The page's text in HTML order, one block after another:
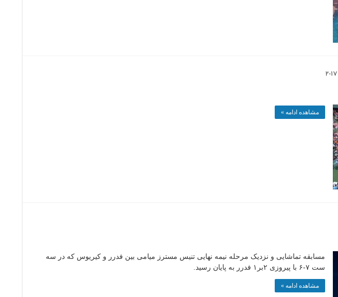
مشاهده ادامه »
مسابقه تماشایی و نزدیک مرحله نیمه نهایی تنیس مسترز میامی بین فدرر و کیریوس که در سه
ست ۷-۶ با پیروزی ۲بر۱ فدرر به پایان رسید.
مشاهده ادامه »